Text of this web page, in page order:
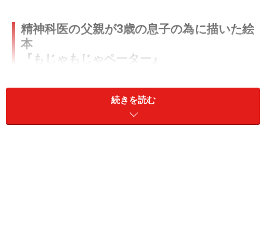
精神科医の父親が3歳の息子の為に描いた絵
本
『もじゃもじゃペーター』
続きを読む